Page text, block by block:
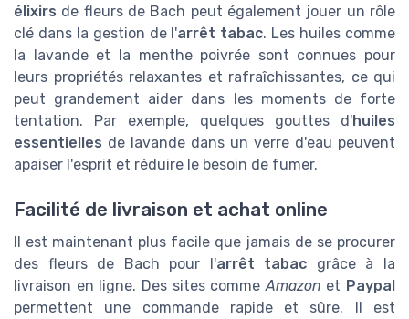
élixirs de fleurs de Bach peut également jouer un rôle
clé dans la gestion de l'arrêt tabac. Les huiles comme
la lavande et la menthe poivrée sont connues pour
leurs propriétés relaxantes et rafraîchissantes, ce qui
peut grandement aider dans les moments de forte
tentation. Par exemple, quelques gouttes d'huiles
essentielles de lavande dans un verre d'eau peuvent
apaiser l'esprit et réduire le besoin de fumer.
Facilité de livraison et achat online
Il est maintenant plus facile que jamais de se procurer
des fleurs de Bach pour l'arrêt tabac grâce à la
livraison en ligne. Des sites comme Amazon et Paypal
permettent une commande rapide et sûre. Il est